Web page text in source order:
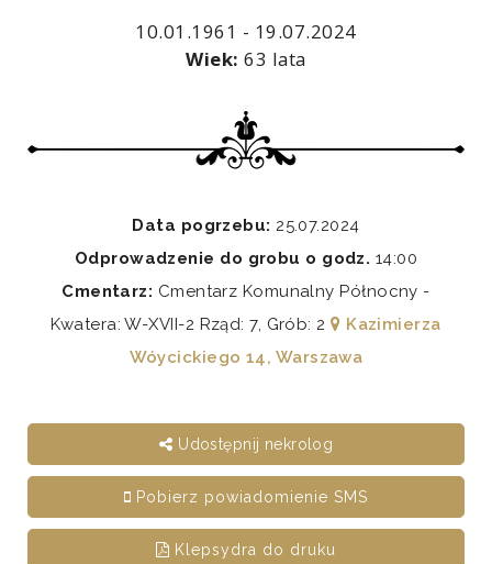
10.01.1961 - 19.07.2024
Wiek: 63 lata
Data pogrzebu: 25.07.2024
Odprowadzenie do grobu o godz. 14:00
Cmentarz: Cmentarz Komunalny Północny -
Kwatera: W-XVII-2 Rząd: 7, Grób: 2
Kazimierza
Wóycickiego 14, Warszawa
Udostępnij nekrolog
Pobierz powiadomienie SMS
Klepsydra do druku